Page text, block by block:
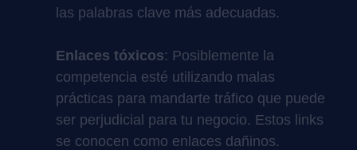
las palabras clave más adecuadas.
Enlaces tóxicos: Posiblemente la
competencia esté utilizando malas
prácticas para mandarte tráfico que puede
ser perjudicial para tu negocio. Estos links
se conocen como enlaces dañinos.